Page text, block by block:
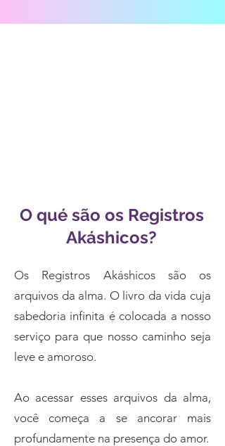
O qué são os Registros
Akáshicos?
Os Registros Akáshicos são os
arquivos da alma. O livro da vida cuja
sabedoria infinita é colocada a nosso
serviço para que nosso caminho seja
leve e amoroso.
Ao acessar esses arquivos da alma,
você começa a se ancorar mais
profundamente na presença do amor.